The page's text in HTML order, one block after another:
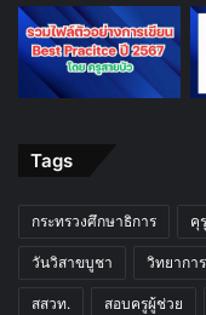
Tags
กระทรวงศึกษาธิการ คุ
วันวิสาขบูชา วิทยากา
สสวท. สอบครูผู้ช่วย